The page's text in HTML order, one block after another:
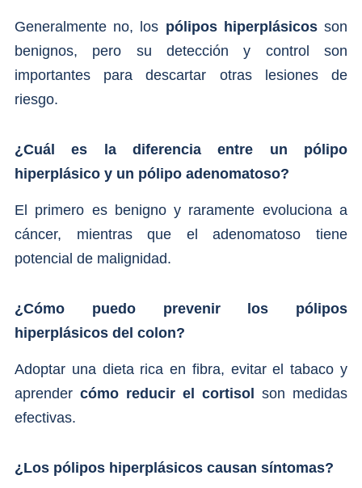
Generalmente no, los pólipos hiperplásicosson
benignos, pero su detección y control son
importantes para descartar otras lesiones de
riesgo.
¿Cuál es la diferencia entre un pólipo
hiperplásico y un pólipo adenomatoso?
El primero es benigno y raramente evoluciona a
cáncer, mientras que el adenomatoso tiene
potencial de malignidad.
¿Cómo puedo prevenir los pólipos
hiperplásicos del colon?
Adoptar una dieta rica en fibra, evitar el tabaco y
aprender cómo reducir el cortisol
son medidas
efectivas.
¿Los pólipos hiperplásicos causan síntomas?